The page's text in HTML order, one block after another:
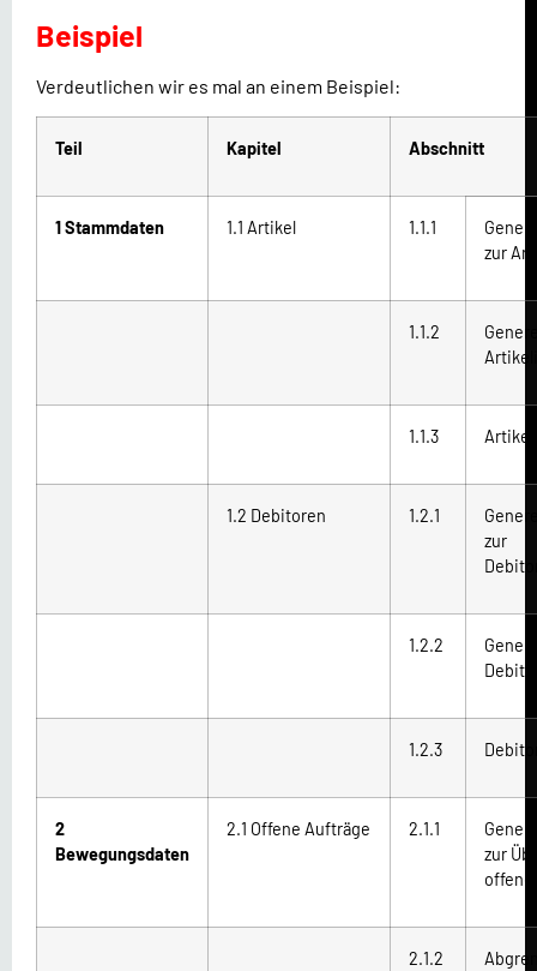
Beispiel
Verdeutlichen wir es mal an einem Beispiel:
Teil Kapitel Abschnitt
1 Stammdaten 1.1 Artikel 1.1.1
zur
1.1.2
1.1.3
1.2 Debitoren 1.2.1
zur
1.2.2
1.2.3
2
Bewegungsdaten
2.1 Offene Aufträge 2.1.1
zur
2.1.2